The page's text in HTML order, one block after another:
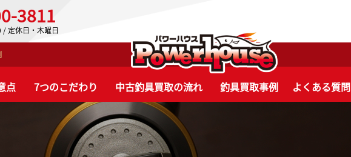
3811
定休日・木曜日
点 7つのこだわり 中古釣具買取の流れ 釣具買取事例 よくある質問